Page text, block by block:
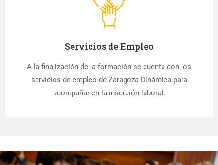
Servicios de Empleo
A la finalización de la formación se cuenta con los
servicios de empleo de Zaragoza Dinámica para
acompañar en la inserción laboral.